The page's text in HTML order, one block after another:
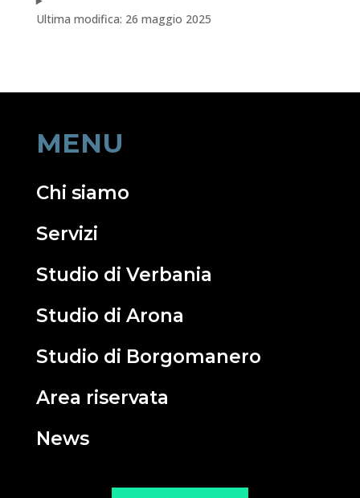
Ultima modifica: 26 maggio 2025
MENU
Chi siamo
Servizi
Studio di Verbania
Studio di Arona
Studio di Borgomanero
Area riservata
News